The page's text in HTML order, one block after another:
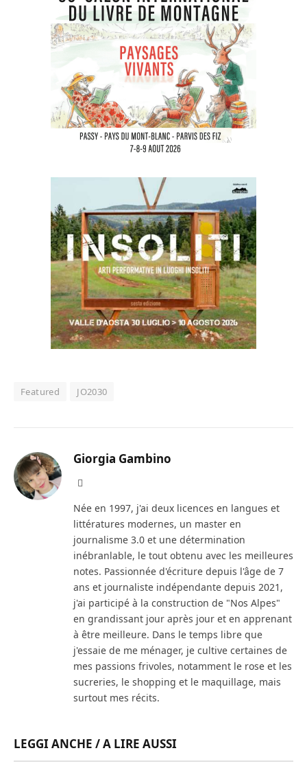
Featured JO2030
Giorgia Gambino
Née en 1997, j'ai deux licences en langues et
littératures modernes, un master en
journalisme 3.0 et une détermination
inébranlable, le tout obtenu avec les meilleures
notes. Passionnée d'écriture depuis l'âge de 7
ans et journaliste indépendante depuis 2021,
j'ai participé à la construction de "Nos Alpes"
en grandissant jour après jour et en apprenant
à être meilleure. Dans le temps libre que
j'essaie de me ménager, je cultive certaines de
mes passions frivoles, notamment le rose et les
sucreries, le shopping et le maquillage, mais
surtout mes récits.
LEGGI ANCHE / A LIRE AUSSI